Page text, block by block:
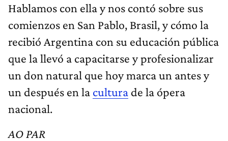
Hablamos con ella y nos contó sobre sus
comienzos en San Pablo, Brasil, y cómo la
recibió Argentina con su educación pública
que la llevó a capacitarse y profesionalizar
un don natural que hoy marca un antes y
un después en la cultura de la ópera
nacional.
AO PAR